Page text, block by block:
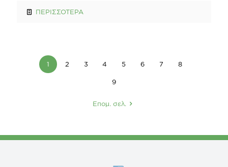
ΠΕΡΙΣΣΟΤΕΡΑ
1 2 3 4 5 6 7 8
9
Επομ. σελ.